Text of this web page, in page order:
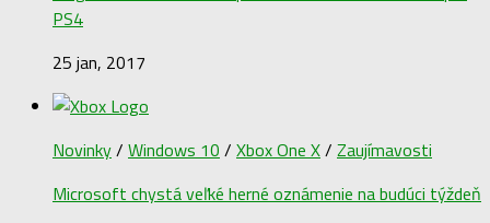
PS4
25 jan, 2017
Novinky/ Windows 10 / Xbox One X/ Zaujímavosti
Microsoft chystá veľké herné oznámenie na budúci týždeň